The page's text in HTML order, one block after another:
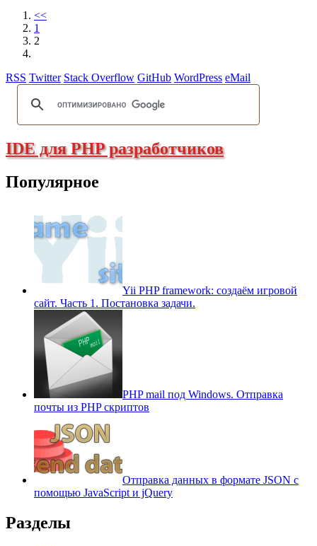
<<
1
2
RSS Twitter Stack Overflow GitHub WordPress eMail
IDE для PHP разработчиков
Популярное
Yii PHP framework: создаём игровой
сайт. Часть 1. Постановка задачи.
PHP mail под Windows. Отправка
почты из PHP скриптов
Отправка данных в формате JSON с
помощью JavaScript и jQuery
Разделы